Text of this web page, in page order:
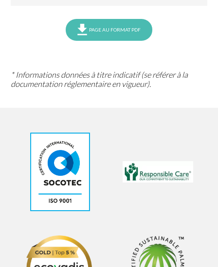
PAGE AU FORMAT PDF
* Informations données à titre indicatif (se référer à la
documentation réglementaire en vigueur).